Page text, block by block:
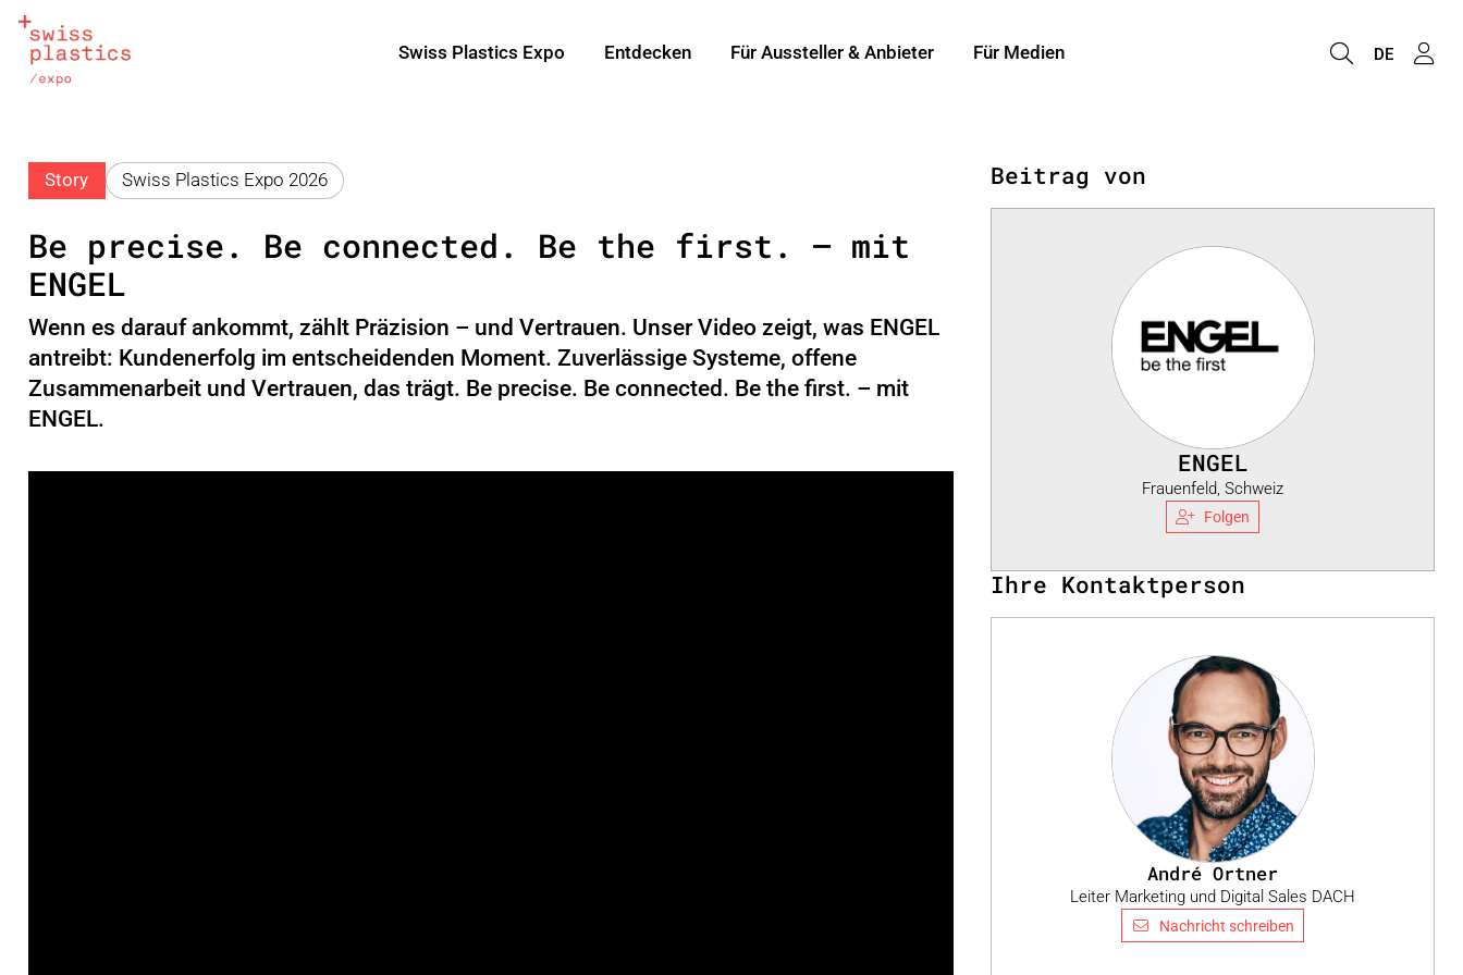
Swiss Plastics Expo Entdecken Für Aussteller & Anbieter Für Medien DE
Story Swiss Plastics Expo 2026
Be precise. Be connected. Be the first. – mit
ENGEL
Wenn es darauf ankommt, zählt Präzision – und Vertrauen. Unser Video zeigt, was ENGEL
antreibt: Kundenerfolg im entscheidenden Moment. Zuverlässige Systeme, offene
Zusammenarbeit und Vertrauen, das trägt. Be precise. Be connected. Be the first. – mit
ENGEL.
Beitrag von
ENGEL
Frauenfeld, Schweiz
Folgen
Ihre Kontaktperson
André Ortner
Leiter Marketing und Digital Sales DACH
Nachricht schreiben